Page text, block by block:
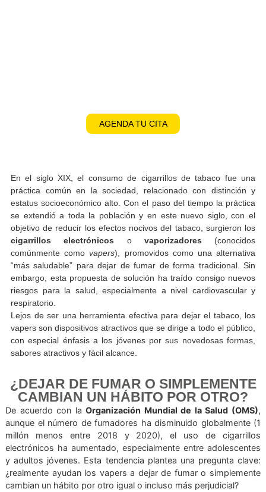
En el siglo XIX, el consumo de cigarrillos de tabaco fue
práctica común en la sociedad, relacionado con
estatus socioeconómico alto. Con el paso del tiempo la
se extendió a toda la población y en este nuevo siglo,
objetivo de reducir los efectos nocivos del tabaco,
cigarrillos electrónicoso vaporizadores
comúnmente como
vapers
), promovidos como una
“más saludable” para dejar de fumar de forma
embargo, esta propuesta de solución ha traído consigo
riesgos para la salud, especialmente a nivel
Lejos de ser una herramienta efectiva para dejar el
vapers son dispositivos atractivos que se dirige a todo el
con especial énfasis a los jóvenes por sus novedosas
sabores atractivos y fácil alcance.
¿DEJAR DE FUMAR O
CAMBIAN UN HÁBITO POR
De acuerdo con la Organización Mundial de la Salud